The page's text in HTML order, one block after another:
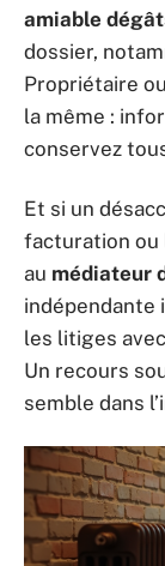
amiable
dossier,
Propriétaire
la même :
conservez
Et si un
facturation ou
au médiateur
les litiges
Un recours
semble dans